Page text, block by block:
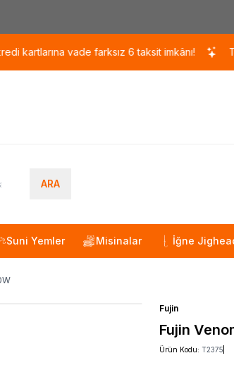
vade farksız 6 taksit imkânı! Tüm
ARA
Suni Yemler Misinalar İğne
Fujin
Fujin
Ürün Kodu: T2375